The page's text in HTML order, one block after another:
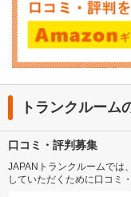
トランクルーム
口コミ・評判募集
JAPANトランクルームでは
していただくために口コミ